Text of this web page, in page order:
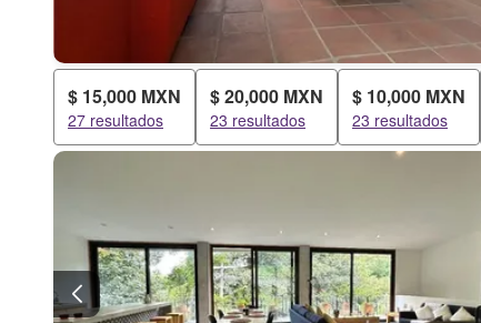
$ 15,000 MXN
27 resultados
$ 20,000 MXN
23 resultados
$ 10,000 MXN
23 resultados